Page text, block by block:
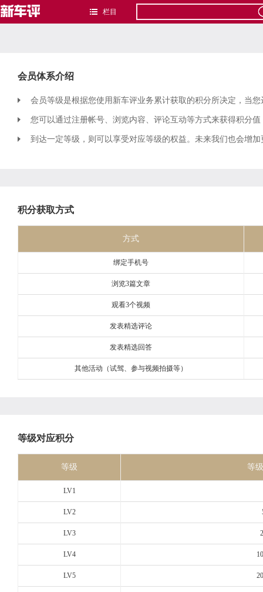
栏目
会员体系介绍
会员等级是根据您使用新车评业务累计获取的积分所决定，当
您可以通过注册帐号、浏览内容、评论互动等方式来获得积分
到达一定等级，则可以享受对应等级的权益。未来我们也会增
积分获取方式
方式
绑定手机号
浏览3篇文章
观看3个视频
发表精选评论
发表精选回答
其他活动（试驾、参与视频拍摄等）
等级对应积分
等级 等
LV1
LV2
LV3
LV4
LV5